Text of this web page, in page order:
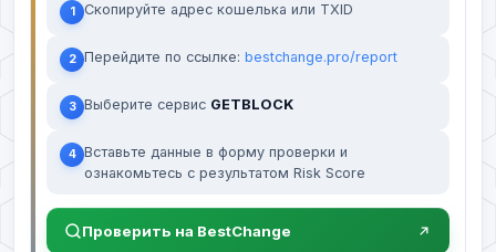
1 Скопируйте адрес кошелька или TXID
2 Перейдите по ссылке: bestchange.pro/report
3 Выберите сервис GETBLOCK
4 Вставьте данные в форму проверки и
ознакомьтесь с результатом Risk Score
Проверить на BestChange